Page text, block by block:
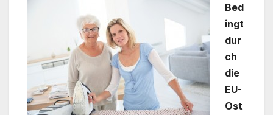
Bed
ingt
dur
ch
die
EU-
Ost